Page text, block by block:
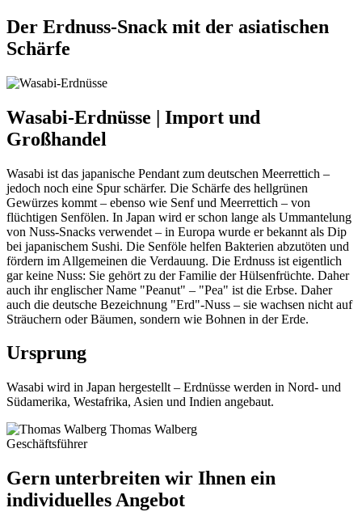
Der Erdnuss-Snack mit der asiatischen
Schärfe
Wasabi-Erdnüsse | Import und
Großhandel
Wasabi ist das japanische Pendant zum deutschen Meerrettich –
jedoch noch eine Spur schärfer. Die Schärfe des hellgrünen
Gewürzes kommt – ebenso wie Senf und Meerrettich – von
flüchtigen Senfölen. In Japan wird er schon lange als Ummantelung
von Nuss-Snacks verwendet – in Europa wurde er bekannt als Dip
bei japanischem Sushi. Die Senföle helfen Bakterien abzutöten und
fördern im Allgemeinen die Verdauung. Die Erdnuss ist eigentlich
gar keine Nuss: Sie gehört zu der Familie der Hülsenfrüchte. Daher
auch ihr englischer Name "Peanut" – "Pea" ist die Erbse. Daher
auch die deutsche Bezeichnung "Erd"-Nuss – sie wachsen nicht auf
Sträuchern oder Bäumen, sondern wie Bohnen in der Erde.
Ursprung
Wasabi wird in Japan hergestellt – Erdnüsse werden in Nord- und
Südamerika, Westafrika, Asien und Indien angebaut.
Thomas Walberg
Geschäftsführer
Gern unterbreiten wir Ihnen ein
individuelles Angebot